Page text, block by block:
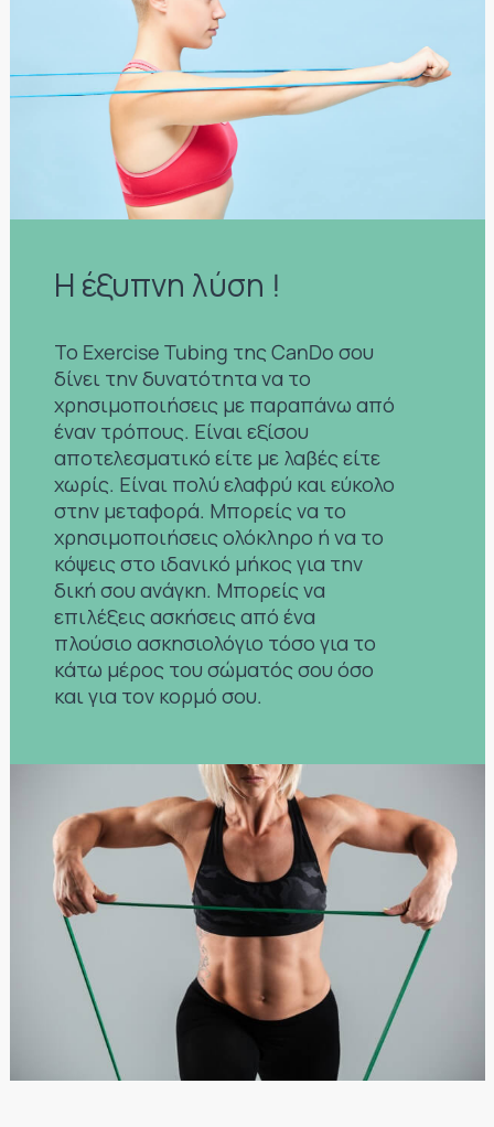
Η έξυπνη λύση !
Το Exercise Tubing της CanDo σου
δίνει την δυνατότητα να το
χρησιμοποιήσεις με παραπάνω από
έναν τρόπους. Είναι εξίσου
αποτελεσματικό είτε με λαβές είτε
χωρίς. Είναι πολύ ελαφρύ και εύκολο
στην μεταφορά. Μπορείς να το
χρησιμοποιήσεις ολόκληρο ή να το
κόψεις στο ιδανικό μήκος για την
δική σου ανάγκη. Μπορείς να
επιλέξεις ασκήσεις από ένα
πλούσιο ασκησιολόγιο τόσο για το
κάτω μέρος του σώματός σου όσο
και για τον κορμό σου.